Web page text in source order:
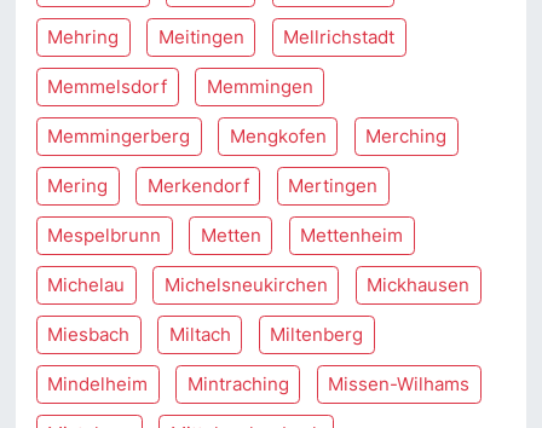
Mehring Meitingen Mellrichstadt
Memmelsdorf Memmingen
Memmingerberg Mengkofen Merching
Mering Merkendorf Mertingen
Mespelbrunn Metten Mettenheim
Michelau Michelsneukirchen Mickhausen
Miesbach Miltach Miltenberg
Mindelheim Mintraching Missen-Wilhams